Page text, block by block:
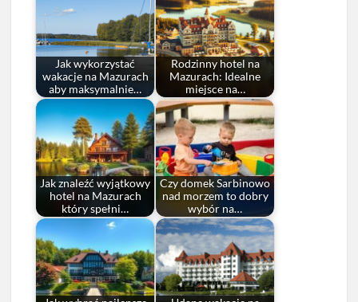
Jak wykorzystać
wakacje na Mazurach
aby maksymalnie…
Rodzinny hotel na
Mazurach: Idealne
miejsce na…
Jak znaleźć wyjątkowy
hotel na Mazurach
który spełni…
Czy domek Sarbinowo
nad morzem to dobry
wybór na…